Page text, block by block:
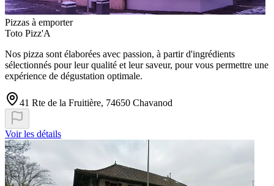
Pizzas à emporter
Toto Pizz'A
Nos pizza sont élaborées avec passion, à partir d'ingrédients
sélectionnés pour leur qualité et leur saveur, pour vous permettre une
expérience de dégustation optimale.
41 Rte de la Fruitière, 74650 Chavanod
Voir les détails